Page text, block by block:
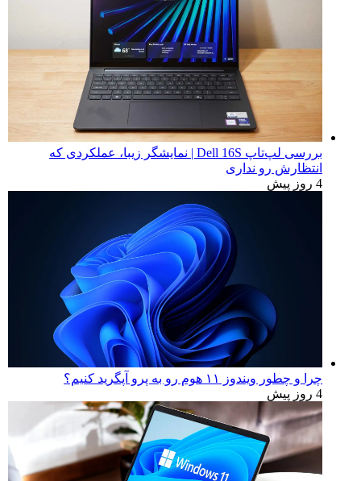
بررسی لپ‌تاپ Dell 16S | نمایشگر زیبا، عملکردی که
انتظارش رو نداری
4 روز پیش
چرا و چطور ویندوز ۱۱ هوم رو به پرو آپگرید کنیم؟
4 روز پیش